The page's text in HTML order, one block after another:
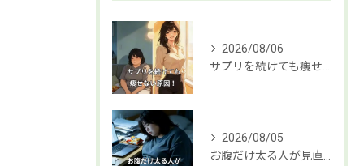
2026/08/06
2026/08/05